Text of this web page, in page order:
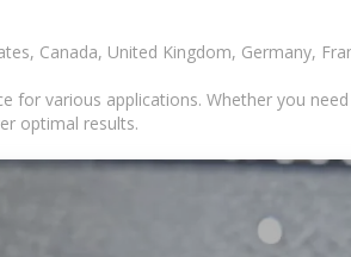
Canada, United Kingdom, Germany,
for various applications. Whether you
optimal results.